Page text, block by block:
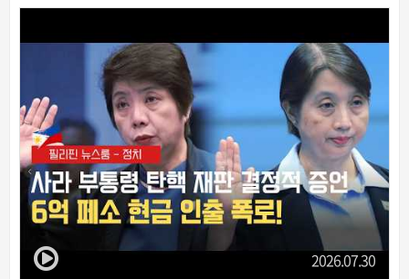
2026.07.30